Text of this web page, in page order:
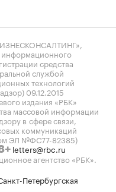
средства
службой
технологий
09.12.2015
издания «РБК»
массовой информации
в сфере связи,
коммуникаций
ЭЛ №ФС77-82385)
letters@rbc.ru
агентство «РБК».
Петербургская